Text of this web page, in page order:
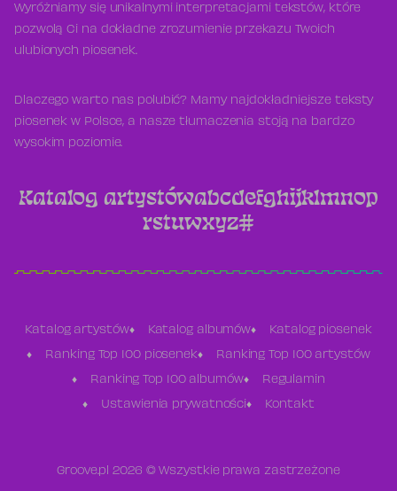
Wyróżniamy się unikalnymi interpretacjami tekstów, które
pozwolą Ci na dokładne zrozumienie przekazu Twoich
ulubionych piosenek.
Dlaczego warto nas polubić? Mamy najdokładniejsze teksty
piosenek w Polsce, a nasze tłumaczenia stoją na bardzo
wysokim poziomie.
Katalog artystówabcdefghijklmnop
rstuwxyz#
Katalog artystów Katalog albumów Katalog piosenek
Ranking Top 100 piosenek Ranking Top 100 artystów
Ranking Top 100 albumów Regulamin
Ustawienia prywatności Kontakt
Groove.pl 2026 © Wszystkie prawa zastrzeżone